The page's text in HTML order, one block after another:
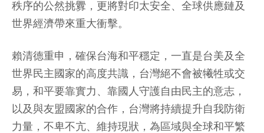
秩序的公然挑釁，更將對印太安全、全球供應鏈及
世界經濟帶來重大衝擊。
賴清德重申，確保台海和平穩定，一直是台美及全
世界民主國家的高度共識，台灣絕不會被犧牲或交
易，和平要靠實力、靠國人守護自由民主的意志，
以及與友盟國家的合作，台灣將持續提升自我防衛
力量，不卑不亢、維持現狀，為區域與全球和平繁